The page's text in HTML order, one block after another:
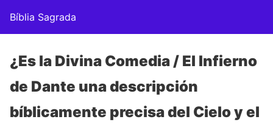
Bíblia Sagrada
¿Es la Divina Comedia / El Infierno
de Dante una descripción
bíblicamente precisa del Cielo y el